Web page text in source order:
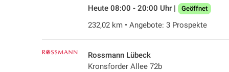
Heute 08:00 - 20:00 Uhr |
Geöffnet
232,02 km • Angebote: 3 Prospekte
Rossmann Lübeck
Kronsforder Allee 72b